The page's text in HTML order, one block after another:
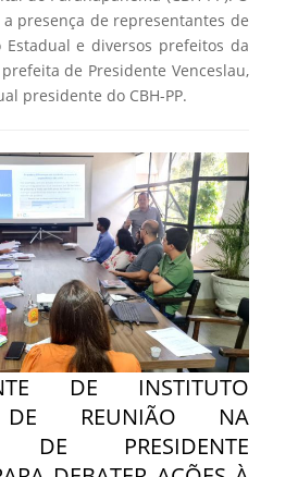
presença de representantes de
Estadual e diversos prefeitos da
de Presidente Venceslau,
presidente do CBH-PP.
DE INSTITUTO
DE REUNIÃO NA
DE PRESIDENTE